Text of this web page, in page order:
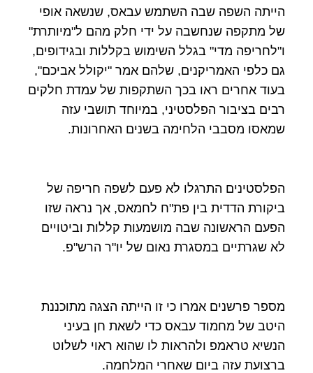
הייתה השפה שבה השתמש עבאס, שנשאה אופי
של מתקפה שנחשבה על ידי חלק מהם ל"מיותרת"
ו"לחריפה מדי" בגלל השימוש בקללות ובגידופים,
גם כלפי האמריקנים, שלהם אמר "יקולל אביכם",
בעוד אחרים ראו בכך השתקפות של עמדת חלקים
רבים בציבור הפלסטיני, במיוחד תושבי עזה
שמאסו מסבבי הלחימה בשנים האחרונות.
הפלסטינים התרגלו לא פעם לשפה חריפה של
ביקורת הדדית בין פת"ח לחמאס, אך נראה שזו
הפעם הראשונה שבה מושמעות קללות וביטויים
לא שגרתיים במסגרת נאום של יו"ר הרש"פ.
מספר פרשנים אמרו כי זו הייתה הצגה מתוכננת
היטב של מחמוד עבאס כדי לשאת חן בעיני
הנשיא טראמפ ולהראות לו שהוא ראוי לשלוט
ברצועת עזה ביום שאחרי המלחמה.